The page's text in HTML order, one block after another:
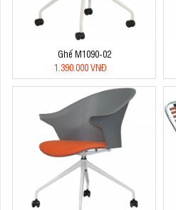
Ghế M1090-02
1.390.000 VNĐ